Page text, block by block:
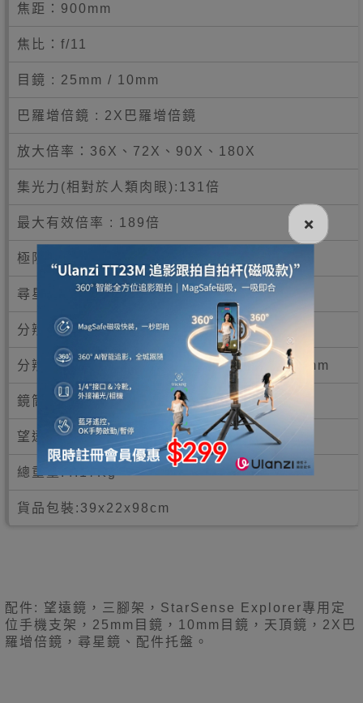
焦距：900mm
焦比：f/11
目鏡 : 25mm / 10mm
巴羅增倍鏡 : 2X巴羅增倍鏡
放大倍率：36X、72X、90X、180X
集光力(相對於人類肉眼):131倍
最大有效倍率 : 189倍
極限星像 : 12
尋星鏡 :StarPointer™ red dot finderscope
分辨率 (Rayleigh) : 1.74 角秒
分辨率 (Dawes) : 1.45 角秒鏡筒長度：965mm
鏡筒直徑：90mm
望遠鏡重量：2.45KG
總重量:4.17Kg
貨品包裝:39x22x98cm
配件: 望遠鏡，三腳架，StarSense Explorer專用定
位手機支架，25mm目鏡，10mm目鏡，天頂鏡，2X巴
羅增倍鏡，尋星鏡、配件托盤。
×